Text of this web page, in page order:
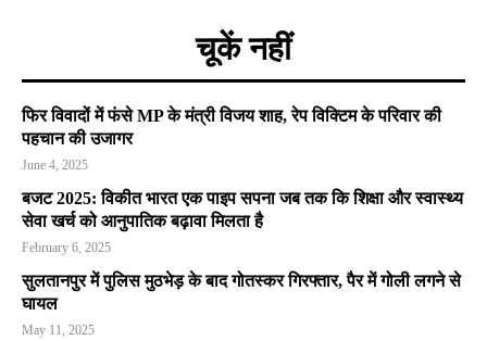
चूकें नहीं
फिर विवादों में फंसे MP के मंत्री विजय शाह, रेप विक्टिम के परिवार की
पहचान की उजागर
June 4, 2025
बजट 2025: विकीत भारत एक पाइप सपना जब तक कि शिक्षा और स्वास्थ्य
सेवा खर्च को आनुपातिक बढ़ावा मिलता है
February 6, 2025
सुलतानपुर में पुलिस मुठभेड़ के बाद गोतस्कर गिरफ्तार, पैर में गोली लगने से
घायल
May 11, 2025